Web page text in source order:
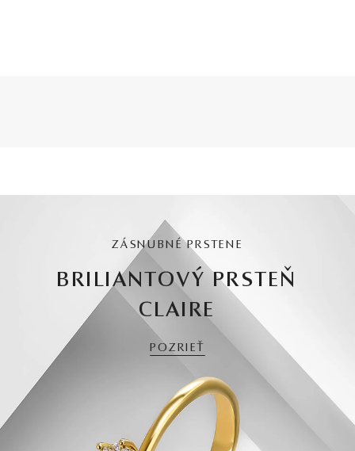
ZÁSNUBNÉ PRSTENE
BRILIANTOVÝ PRSTEŇ
CLAIRE
POZRIEŤ